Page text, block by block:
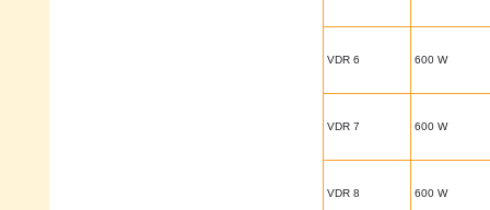
VDR 6 600 W
VDR 7 600 W
VDR 8 600 W